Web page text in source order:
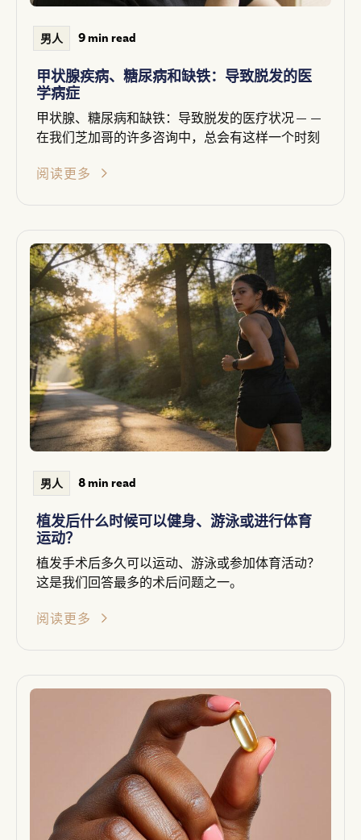
男人 9 min read
甲状腺疾病、糖尿病和缺铁：导致脱发的医
学病症
甲状腺、糖尿病和缺铁：导致脱发的医疗状况——
在我们芝加哥的许多咨询中，总会有这样一个时刻
阅读更多
男人 8 min read
植发后什么时候可以健身、游泳或进行体育
运动？
植发手术后多久可以运动、游泳或参加体育活动？
这是我们回答最多的术后问题之一。
阅读更多